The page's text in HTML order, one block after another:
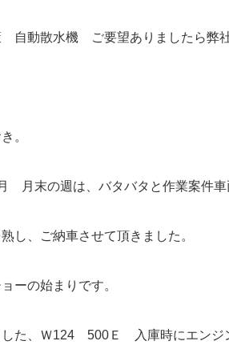
自動散水機 ご要望ありましたら弊
。
月末の週は、バタバタと作業案件
し、ご納車させて頂きました。
ーの始まりです。
した、Ｗ124 500Ｅ 入庫時にエンジ